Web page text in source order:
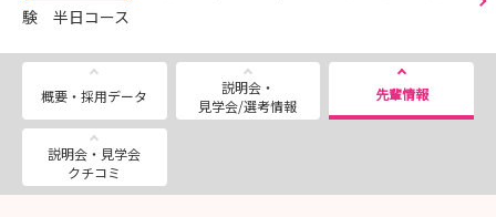
験 半日コース
概要・採用データ
説明会・
見学会/選考情報
先輩情報
説明会・見学会
クチコミ